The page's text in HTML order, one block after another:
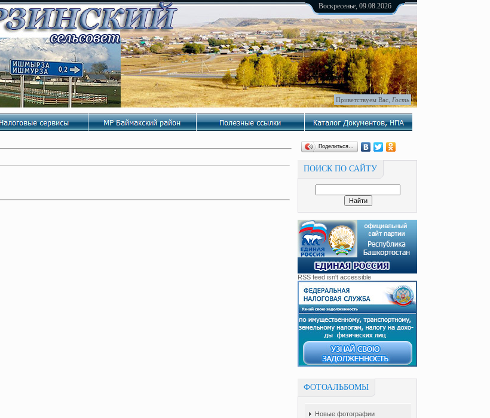
Воскресенье, 09.08.2026
Приветствуем Вас Гость
Поделиться…
ПОИСК ПО САЙТУ
RSS feed isn't accessible
ФОТОАЛЬБОМЫ
Новые фотографии